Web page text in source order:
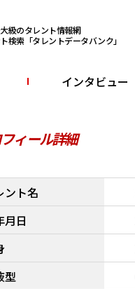
級のタレント情報網
検索「タレントデータバンク」
インタビュー
ィール詳細
ント名
月日
型